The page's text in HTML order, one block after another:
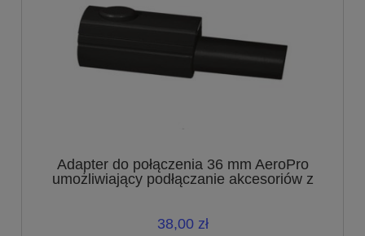
Adapter do połączenia 36 mm AeroPro
umożliwiający podłączanie akcesoriów z
38,00 zł